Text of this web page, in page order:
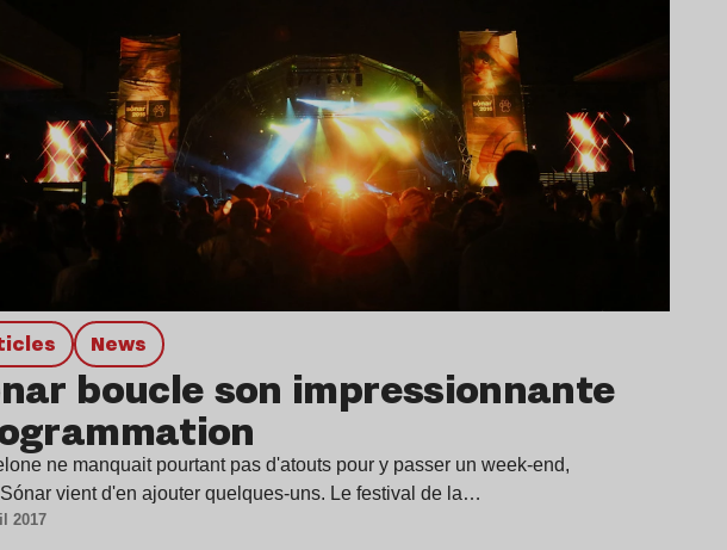
news
boucle son impressionnante
ne manquait pourtant pas d'atouts pour y passer un week-end,
vient d'en ajouter quelques-uns. Le festival de la…
2017